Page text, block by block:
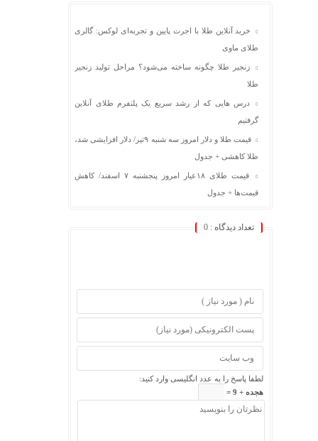
خرید آنلاین طلا با اجرت پایین و تجربه‌ای لوکس: گالری
طلای ماوی
زنجیر طلا چگونه ساخته می‌شود؟ مراحل تولید زنجیر
طلا
درس هایی که از رشد سریع یک پلتفرم طلای آنلاین
گرفتیم
قیمت طلا و دلار امروز سه شنبه ۹تیر/ دلار افزایشی شد،
طلا کاهشی + جدول
قیمت طلای ۱۸عیار امروز پنجشنبه ۷ اسفند/ کاهش
قیمت‌ها + جدول
تعداد دیدگاه : 0
لطفا پاسخ را به عدد انگلیسی وارد کنید:
هجده + 9 =